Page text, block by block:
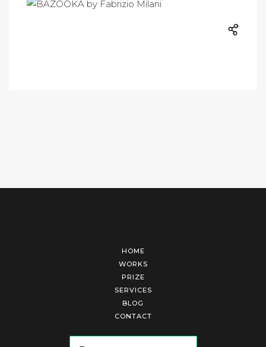
HOME
WORKS
PRIZE
SERVICES
BLOG
CONTACT